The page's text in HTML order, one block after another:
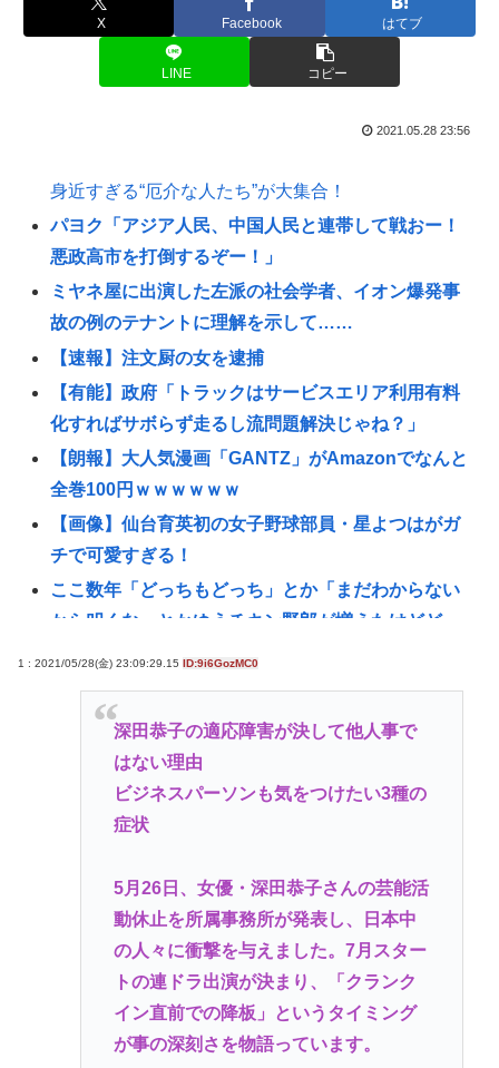
X Facebook はてブ
LINE コピー
2021.05.28 23:56
身近すぎる“厄介な人たち”が大集合！
パヨク「アジア人民、中国人民と連帯して戦おー！
悪政高市を打倒するぞー！」
ミヤネ屋に出演した左派の社会学者、イオン爆発事
故の例のテナントに理解を示して……
【速報】注文厨の女を逮捕
【有能】政府「トラックはサービスエリア利用有料
化すればサボらず走るし流問題解決じゃね？」
【朗報】大人気漫画「GANTZ」がAmazonでなんと
全巻100円ｗｗｗｗｗｗ
【画像】仙台育英初の女子野球部員・星よつはがガ
チで可愛すぎる！
ここ数年「どっちもどっち」とか「まだわからない
から叩くな」とかゆうチキン野郎が増えたけどどっ
【動画】手術中に熊本地震直撃やばすぎwww
緊縮財政論者として知られる大物財務官僚、高市早
苗の逆鱗に触れ左遷
【悲報】「ブロック人数を調べるよ！」←好奇心で
開いたら終わるサイトだった【HotTweets】
動画配信中に亡くなったMINAさん（みなちゃん）が
誹謗中傷にさらされた経緯がこちら…
医療脱毛・脱毛サロンを考えてるんだが！脱毛モメ
ンいるか？？
ジャンポケ斉藤「同意があったんです。本当です。
信じて下さい」 ←何でこの主張が通らないの？
1 : 2021/05/28(金) 23:09:29.15 ID:9i6GozMC0
深田恭子の適応障害が決して他人事で
はない理由
ビジネスパーソンも気をつけたい3種の
症状
5月26日、女優・深田恭子さんの芸能活
動休止を所属事務所が発表し、日本中
の人々に衝撃を与えました。7月スター
トの連ドラ出演が決まり、「クランク
イン直前での降板」というタイミング
が事の深刻さを物語っています。